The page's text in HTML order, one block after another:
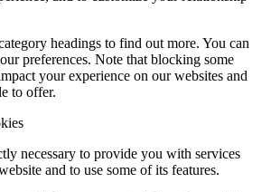
headings to find out more. You can
preferences. Note that blocking some
your experience on our websites and
to offer.
necessary to provide you with services
and to use some of its features.